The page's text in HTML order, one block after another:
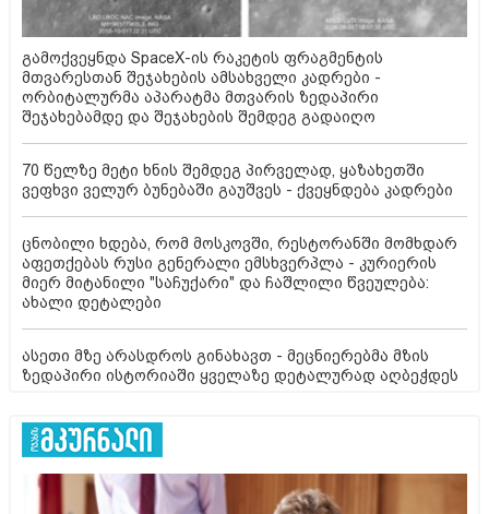
გამოქვეყნდა SpaceX-ის რაკეტის ფრაგმენტის
მთვარესთან შეჯახების ამსახველი კადრები -
ორბიტალურმა აპარატმა მთვარის ზედაპირი
შეჯახებამდე და შეჯახების შემდეგ გადაიღო
70 წელზე მეტი ხნის შემდეგ პირველად, ყაზახეთში
ვეფხვი ველურ ბუნებაში გაუშვეს - ქვეყნდება კადრები
ცნობილი ხდება, რომ მოსკოვში, რესტორანში მომხდარ
აფეთქებას რუსი გენერალი ემსხვერპლა - კურიერის
მიერ მიტანილი "საჩუქარი" და ჩაშლილი წვეულება:
ახალი დეტალები
ასეთი მზე არასდროს გინახავთ - მეცნიერებმა მზის
ზედაპირი ისტორიაში ყველაზე დეტალურად აღბეჭდეს